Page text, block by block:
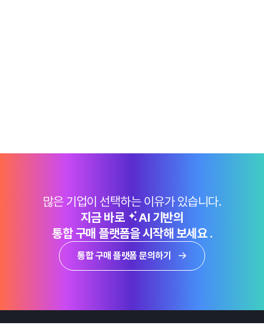
많은 기업이 선택하는 이유가 있습니다.
지금 바로
AI 기반의
통합 구매 플랫폼을 시작해 보세요 .
통합 구매 플랫폼 문의하기